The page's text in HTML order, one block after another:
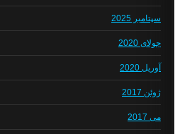
سپتامبر 2025
جولای 2020
آوریل 2020
ژوئن 2017
می 2017